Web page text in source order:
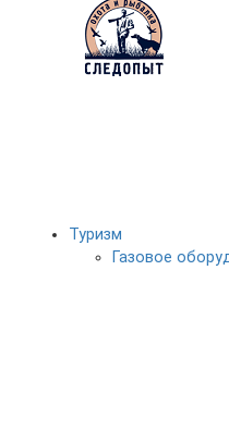
Туризм
Газовое